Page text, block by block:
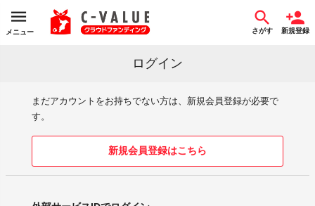
メニュー さがす 新規登録
ログイン
まだアカウントをお持ちでない方は、新規会員登録が必要で
す。
新規会員登録はこちら